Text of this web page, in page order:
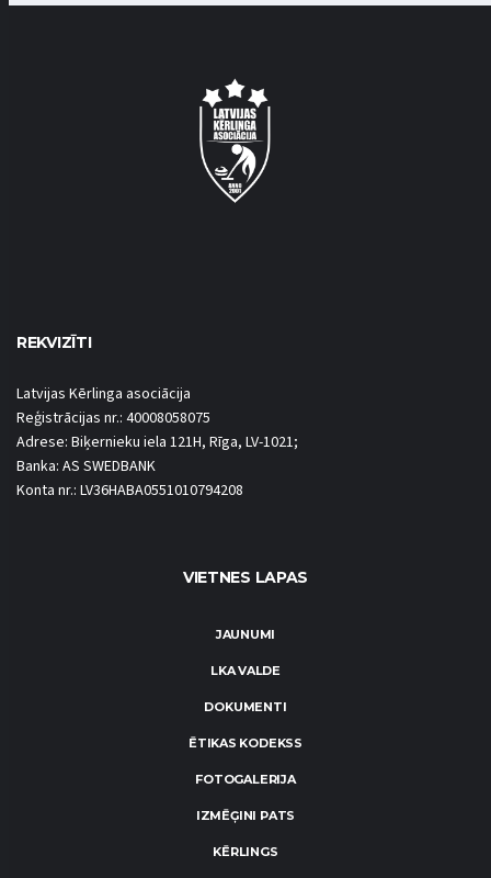
REKVIZĪTI
Latvijas Kērlinga asociācija
Reģistrācijas nr.: 40008058075
Adrese: Biķernieku iela 121H, Rīga, LV-1021;
Banka: AS SWEDBANK
Konta nr.: LV36HABA0551010794208
VIETNES LAPAS
JAUNUMI
LKA VALDE
DOKUMENTI
ĒTIKAS KODEKSS
FOTOGALERIJA
IZMĒĢINI PATS
KĒRLINGS